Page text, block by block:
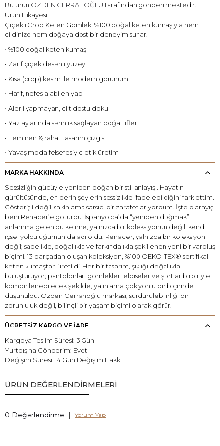
Bu ürün ÖZDEN CERRAHOĞLU tarafından gönderilmektedir.
Ürün Hikayesi:
Çiçekli Crop Keten Gömlek, %100 doğal keten kumaşıyla hem
cildinize hem doğaya dost bir deneyim sunar.
• %100 doğal keten kumaş
• Zarif çiçek desenli yüzey
• Kısa (crop) kesim ile modern görünüm
• Hafif, nefes alabilen yapı
• Alerji yapmayan, cilt dostu doku
• Yaz aylarında serinlik sağlayan doğal lifler
• Feminen & rahat tasarım çizgisi
• Yavaş moda felsefesiyle etik üretim
MARKA HAKKINDA
Sessizliğin gücüyle yeniden doğan bir stil anlayışı. Hayatın
gürültüsünde, en derin şeylerin sessizlikle ifade edildiğini fark ettim.
Gösterişli değil, sakin ama sarsıcı bir zarafet arıyordum. İşte o arayış
beni Renacer’e götürdü. İspanyolca’da “yeniden doğmak”
anlamına gelen bu kelime, yalnızca bir koleksiyonun değil; kendi
içsel yolculuğumun da adı oldu. Renacer, yalnızca bir koleksiyon
değil; sadelikle, doğallıkla ve farkındalıkla şekillenen yeni bir varoluş
biçimi. 13 parçadan oluşan koleksiyon, %100 OEKO-TEX® sertifikalı
keten kumaştan üretildi. Her bir tasarım, şıklığı doğallıkla
buluşturuyor; pantolonlar, gömlekler, elbiseler ve şortlar birbiriyle
kombinlenebilecek şekilde, yalın ama çok yönlü bir biçimde
düşünüldü. Özden Cerrahoğlu markası, sürdürülebilirliği bir
zorunluluk değil, bilinçli bir yaşam biçimi olarak görür.
ÜCRETSİZ KARGO VE İADE
Kargoya Teslim Süresi: 3 Gün
Yurtdışına Gönderim: Evet
Değişim Süresi: 14 Gün Değişim Hakkı
ÜRÜN DEĞERLENDİRMELERİ
0 Değerlendirme | Yorum Yap